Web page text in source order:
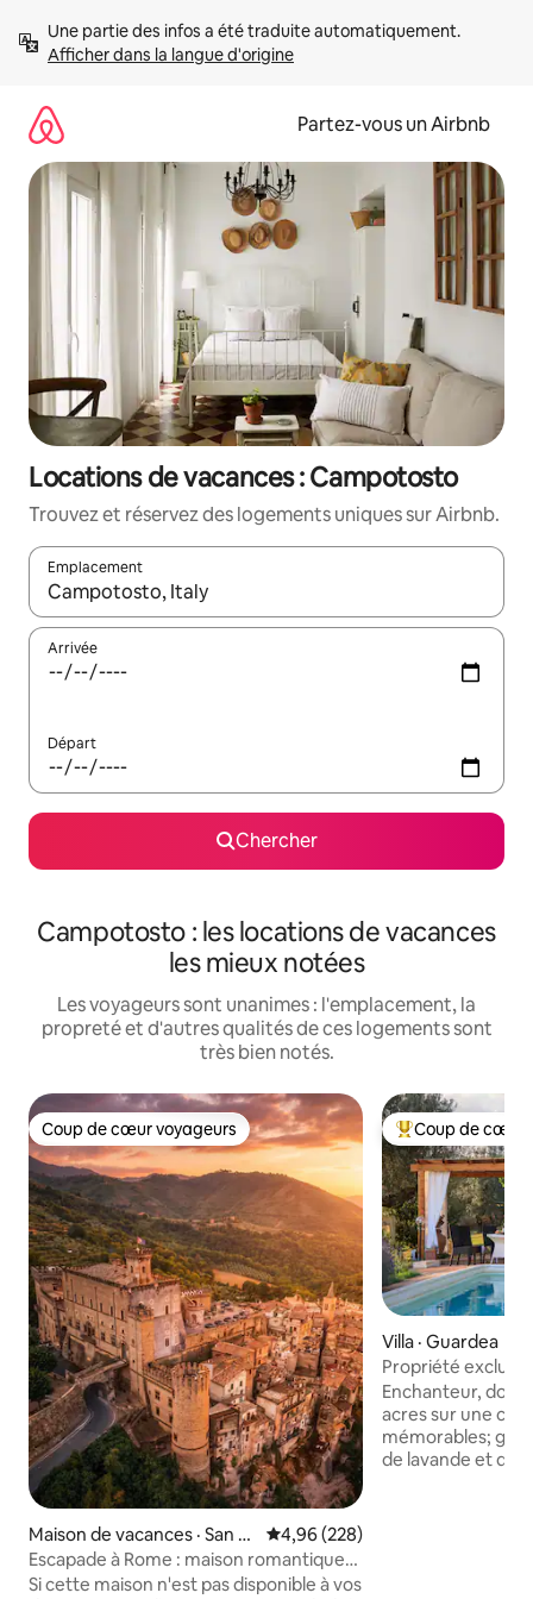
directement
Afficher dans la langue d'origine
Partez-vous un Airbnb
Locations de vacances : Campotosto
Trouvez et réservez des logements uniques sur Airbnb.
Emplacement
Quand les résultats sont affichés, parcourez-les en utilisant
Arrivée
Départ
Chercher
Campotosto : les locations de vacances
les mieux notées
Les voyageurs sont unanimes : l'emplacement, la
propreté et d'autres qualités de ces logements sont
très bien notés.
Coup de cœur voyageurs
Coup de cœur voyageurs
Maison de vacances · San G
regorio da Sassola
Note moyenne de 4,96 sur 5,
4,96 (228)
Escapade à Rome : maison romantique
de 2 chambres dans les murs du château
Si cette maison n'est pas disponible à vos
Coup de cœur
Coup de cœur
Villa · Guardea
Propriété
piscine et
Enchanteur,
acres sur une
mémorables;
de lavande et de